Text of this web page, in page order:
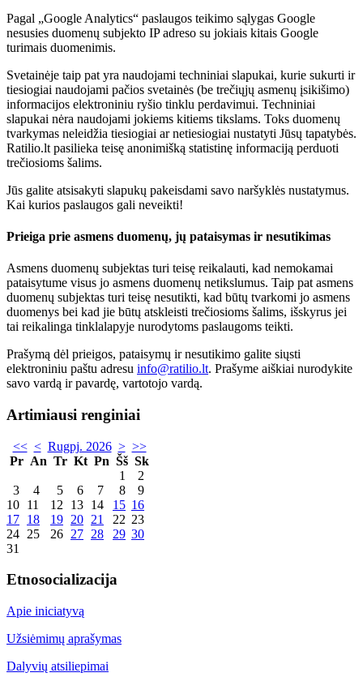
Pagal „Google Analytics“ paslaugos teikimo sąlygas Google
nesusies duomenų subjekto IP adreso su jokiais kitais Google
turimais duomenimis.
Svetainėje taip pat yra naudojami techniniai slapukai, kurie sukurti ir
tiesiogiai naudojami pačios svetainės (be trečiųjų asmenų įsikišimo)
informacijos elektroniniu ryšio tinklu perdavimui. Techniniai
slapukai nėra naudojami jokiems kitiems tikslams. Toks duomenų
tvarkymas neleidžia tiesiogiai ar netiesiogiai nustatyti Jūsų tapatybės.
Ratilio.lt pasilieka teisę anonimišką statistinę informaciją perduoti
trečiosioms šalims.
Jūs galite atsisakyti slapukų pakeisdami savo naršyklės nustatymus.
Kai kurios paslaugos gali neveikti!
Prieiga prie asmens duomenų, jų pataisymas ir nesutikimas
Asmens duomenų subjektas turi teisę reikalauti, kad nemokamai
pataisytume visus jo asmens duomenų netikslumus. Taip pat asmens
duomenų subjektas turi teisę nesutikti, kad būtų tvarkomi jo asmens
duomenys bei kad jie būtų atskleisti trečiosioms šalims, išskyrus jei
tai reikalinga tinklalapyje nurodytoms paslaugoms teikti.
Prašymą dėl prieigos, pataisymų ir nesutikimo galite siųsti
elektroniniu paštu adresu info@ratilio.lt. Prašyme aiškiai nurodykite
savo vardą ir pavardę, vartotojo vardą.
Artimiausi renginiai
<< < Rugpj. 2026 > >>
Pr An Tr Kt Pn Šš Sk
1
2
3
4 5 6 7 8
9
10 11 12 13 14 15 16
17 18 19 20 21 22 23
24 25 26 27 28 29 30
31
Etnosocializacija
Apie iniciatyvą
Užsiėmimų aprašymas
Dalyvių atsiliepimai